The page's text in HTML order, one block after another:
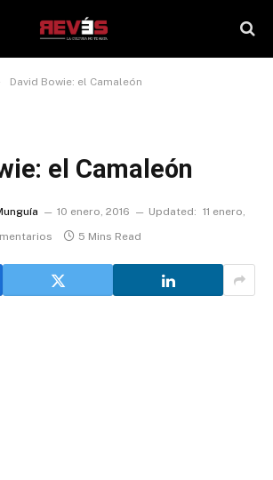
David Bowie: el Camaleón
el Camaleón
10 enero, 2016 Updated: 11 enero,
5 Mins Read